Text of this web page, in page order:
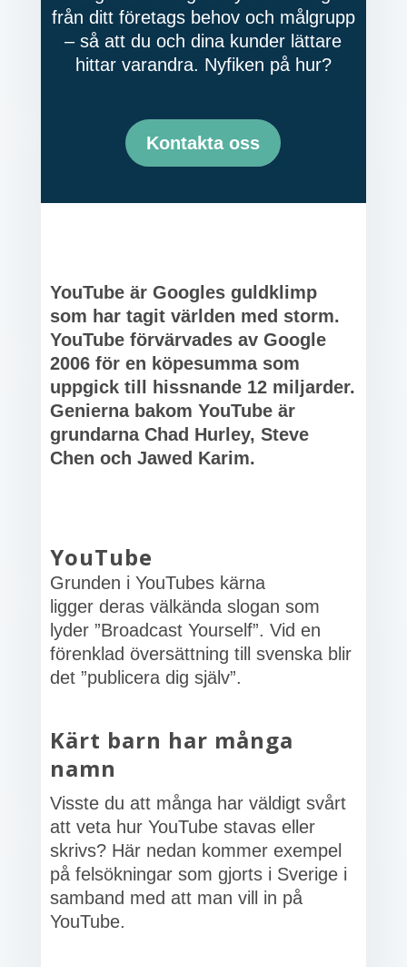
från ditt företags behov och målgrupp
– så att du och dina kunder lättare
hittar varandra. Nyfiken på hur?
Kontakta oss
YouTube är Googles guldklimp
som har tagit världen med storm.
YouTube förvärvades av Google
2006 för en köpesumma som
uppgick till hissnande 12 miljarder.
Genierna bakom YouTube är
grundarna Chad Hurley, Steve
Chen och Jawed Karim.
YouTube
Grunden i YouTubes kärna
ligger deras välkända slogan som
lyder ”Broadcast Yourself”. Vid en
förenklad översättning till svenska blir
det ”publicera dig själv”.
Kärt barn har många
namn
Visste du att många har väldigt svårt
att veta hur YouTube stavas eller
skrivs? Här nedan kommer exempel
på felsökningar som gjorts i Sverige i
samband med att man vill in på
YouTube.